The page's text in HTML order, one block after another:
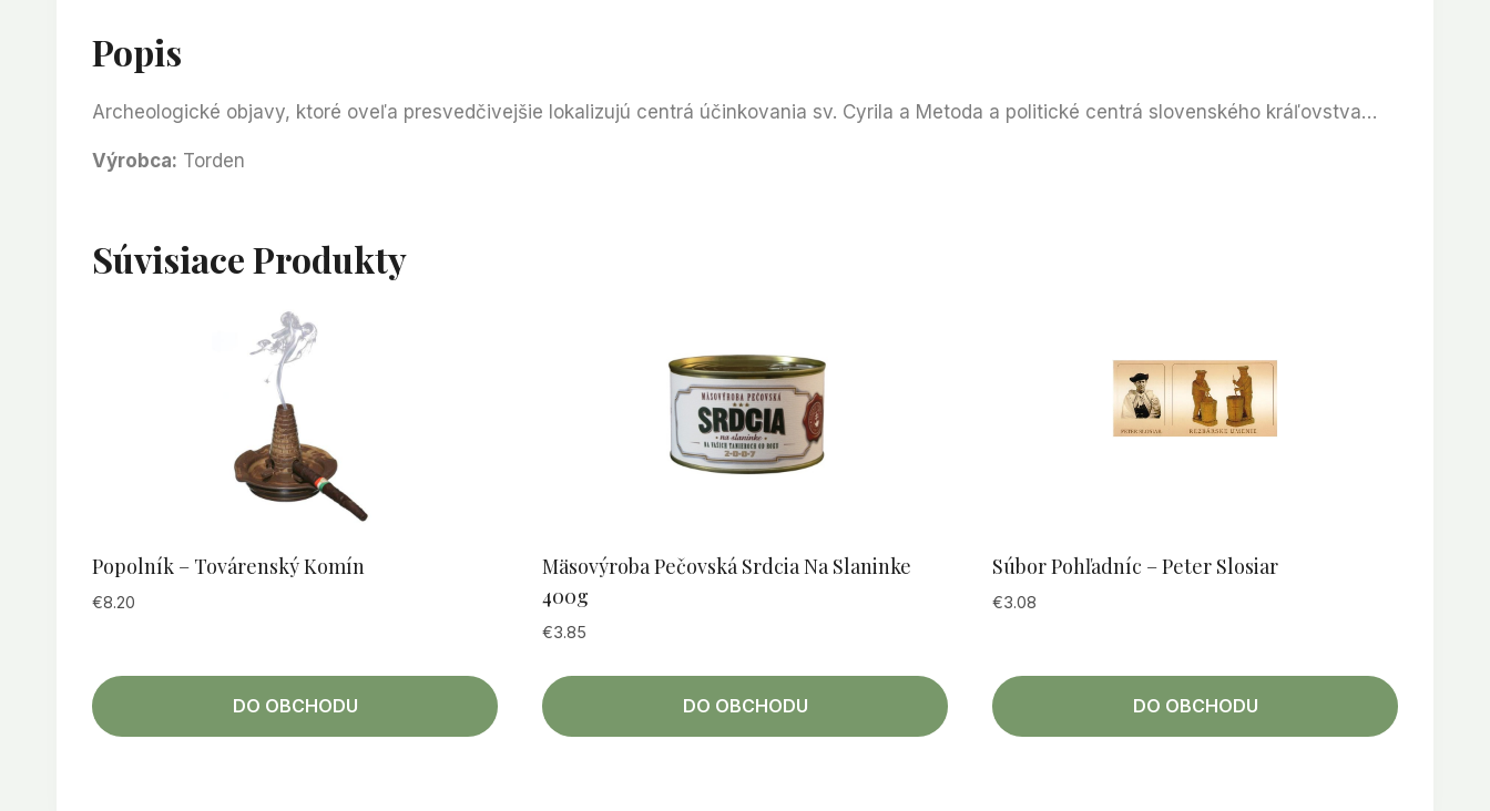
Popis
Archeologické objavy, ktoré oveľa presvedčivejšie lokalizujú centrá účinkovania sv. Cyrila a Metoda a politické centrá slovenského kráľovstva…
Výrobca: Torden
Súvisiace Produkty
Popolník – Továrenský Komín
€8.20
DO OBCHODU
Mäsovýroba Pečovská Srdcia Na Slaninke
400g
€3.85
DO OBCHODU
Súbor Pohľadníc – Peter Slosiar
€3.08
DO OBCHODU